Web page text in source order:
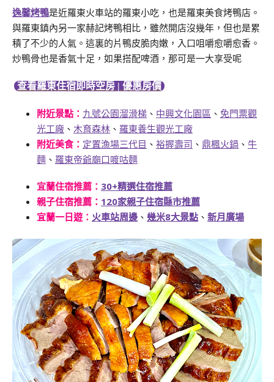
逸馨烤鴨是近羅東火車站的羅東小吃，也是羅東美食烤鴨店。
與羅東鎮內另一家赫記烤鴨相比，雖然開店沒幾年，但也是累
積了不少的人氣。這裏的片鴨皮脆肉嫩，入口咀嚼愈嚼愈香。
炒鴨骨也是香氣十足，如果搭配啤酒，那可是一大享受呢
查看羅東住宿即時空房 | 優惠房價
附近景點： 九號公園溜滑梯 、 中興文化園區 、 免門票觀
光工廠 、 木育森林 、 羅東養生觀光工廠
附近美食： 定置漁場三代目 、 裕握壽司 、 鼎楓火鍋 、 牛
麵 、 羅東帝爺廟口喥咕麵
宜蘭住宿推薦： 30+精選住宿推薦
親子住宿推薦： 120家親子住宿縣市推薦
宜蘭一日遊 ： 火車站周邊 、 幾米8大景點 、 新月廣場